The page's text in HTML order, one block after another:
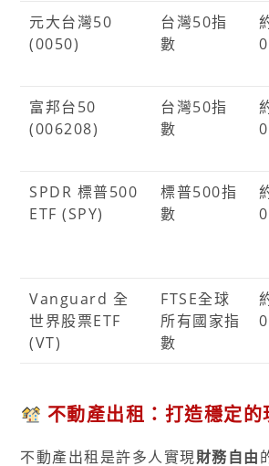
元大台灣50
(0050)
台灣50指
數
富邦台50
(006208)
台灣50指
數
SPDR 標普500
ETF (SPY)
標普500指
數
Vanguard 全
世界股票ETF
(VT)
FTSE全球
所有國家指
數
不動產出租：打造穩定的
不動產出租是許多人實現財務自由